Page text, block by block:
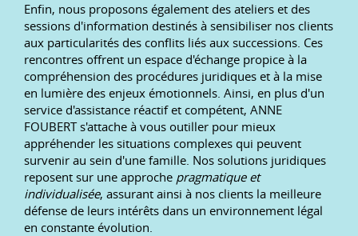
Enfin, nous proposons également des ateliers et des
sessions d'information destinés à sensibiliser nos clients
aux particularités des conflits liés aux successions. Ces
rencontres offrent un espace d'échange propice à la
compréhension des procédures juridiques et à la mise
en lumière des enjeux émotionnels. Ainsi, en plus d'un
service d'assistance réactif et compétent, ANNE
FOUBERT s'attache à vous outiller pour mieux
appréhender les situations complexes qui peuvent
survenir au sein d'une famille. Nos solutions juridiques
reposent sur une approche pragmatique et
individualisée, assurant ainsi à nos clients la meilleure
défense de leurs intérêts dans un environnement légal
en constante évolution.